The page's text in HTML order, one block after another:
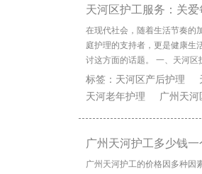
天河区护工服务：关
在现代社会，随着生活节奏的
庭护理的支持者，更是健康生
讨这方面的话题。 一、天河
标签： 天河区产后护理
天河老年护理
广州天
广州天河护工多少钱一
广州天河护工的价格因多种因